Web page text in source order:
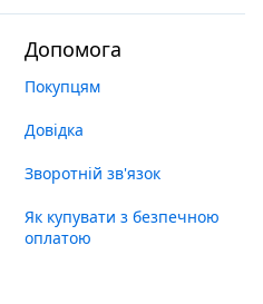
Допомога
Покупцям
Довідка
Зворотній зв'язок
Як купувати з безпечною
оплатою